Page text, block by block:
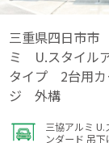
三重県四日市
ミ U.スタイル
タイプ 2台用
ジ 外構
三協アルミ
ンダード 吊